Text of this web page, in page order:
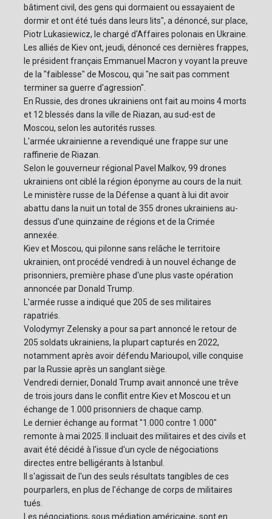
bâtiment civil, des gens qui dormaient ou essayaient de
dormir et ont été tués dans leurs lits", a dénoncé, sur place,
Piotr Lukasiewicz, le chargé d'Affaires polonais en Ukraine.
Les alliés de Kiev ont, jeudi, dénoncé ces dernières frappes,
le président français Emmanuel Macron y voyant la preuve
de la "faiblesse" de Moscou, qui "ne sait pas comment
terminer sa guerre d'agression".
En Russie, des drones ukrainiens ont fait au moins 4 morts
et 12 blessés dans la ville de Riazan, au sud-est de
Moscou, selon les autorités russes.
L'armée ukrainienne a revendiqué une frappe sur une
raffinerie de Riazan.
Selon le gouverneur régional Pavel Malkov, 99 drones
ukrainiens ont ciblé la région éponyme au cours de la nuit.
Le ministère russe de la Défense a quant à lui dit avoir
abattu dans la nuit un total de 355 drones ukrainiens au-
dessus d'une quinzaine de régions et de la Crimée
annexée.
Kiev et Moscou, qui pilonne sans relâche le territoire
ukrainien, ont procédé vendredi à un nouvel échange de
prisonniers, première phase d'une plus vaste opération
annoncée par Donald Trump.
L'armée russe a indiqué que 205 de ses militaires
rapatriés.
Volodymyr Zelensky a pour sa part annoncé le retour de
205 soldats ukrainiens, la plupart capturés en 2022,
notamment après avoir défendu Marioupol, ville conquise
par la Russie après un sanglant siège.
Vendredi dernier, Donald Trump avait annoncé une trêve
de trois jours dans le conflit entre Kiev et Moscou et un
échange de 1.000 prisonniers de chaque camp.
Le dernier échange au format "1.000 contre 1.000"
remonte à mai 2025. Il incluait des militaires et des civils et
avait été décidé à l'issue d'un cycle de négociations
directes entre belligérants à Istanbul.
Il s'agissait de l'un des seuls résultats tangibles de ces
pourparlers, en plus de l'échange de corps de militaires
tués.
Les négociations, sous médiation américaine, sont en